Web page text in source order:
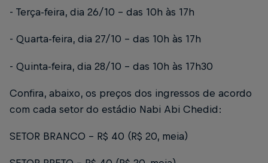
- Terça-feira, dia 26/10 – das 10h às 17h
- Quarta-feira, dia 27/10 – das 10h às 17h
- Quinta-feira, dia 28/10 – das 10h às 17h30
Confira, abaixo, os preços dos ingressos de acordo
com cada setor do estádio Nabi Abi Chedid:
SETOR BRANCO – R$ 40 (R$ 20, meia)